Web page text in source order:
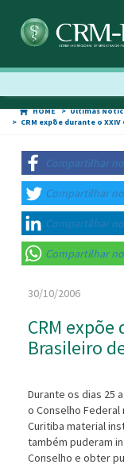
HOME
Últimas
CRM expõe durante o
Compartilhar
Compartilhar
Compartilhar
Compartilhar
30/10/2006
CRM expõe
Brasileiro
Durante os dias 25
o Conselho Federal
Curitiba material
também puderam
Conselho e obter